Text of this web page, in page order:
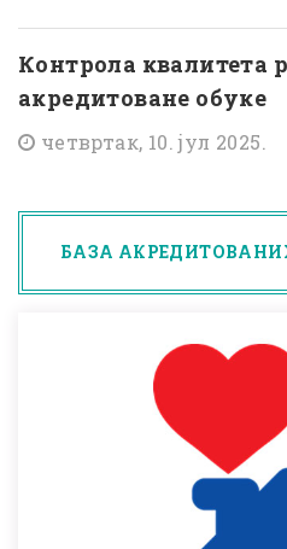
Контрола квалитета
акредитоване обуке
четвртак, 10. јул 2025.
БАЗА